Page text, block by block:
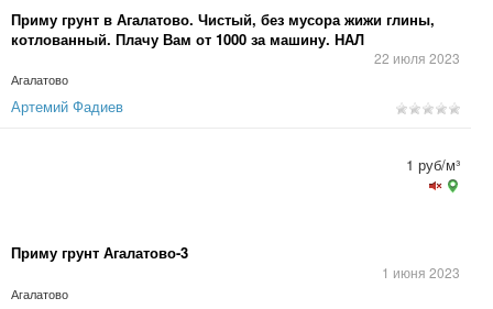
Приму грунт в Агалатово. Чистый, без мусора жижи глины,
котлованный. Плачу Вам от 1000 за машину. НАЛ
22 июля 2023
Агалатово
Артемий Фадиев
Приму грунт Агалатово-3
1 июня 2023
Агалатово
1 руб/м³